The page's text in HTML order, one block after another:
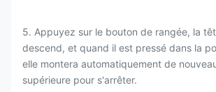
5. Appuyez sur le bouton de rangée, la
descend, et quand il est pressé dans la
elle montera automatiquement de
supérieure pour s'arrêter.